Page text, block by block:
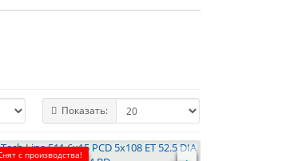
Показать:
с производства!